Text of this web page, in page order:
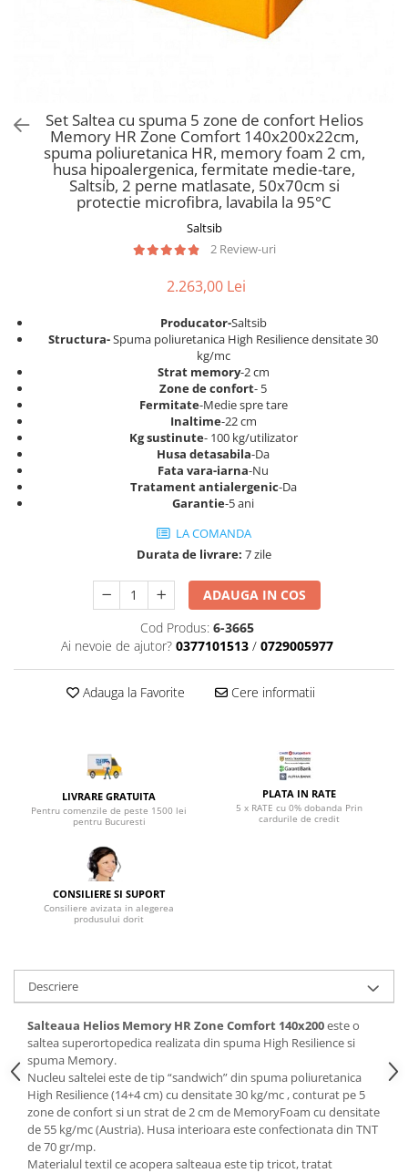
Saltele Memory Pocket
Saltele cu plasa arcuri
Saltele cu spuma
Saltele cu spuma
Saltele cu spuma poliuretanica
Saltele 160x200
Top saltele
Top saltele 5 cm
Top saltele 10 cm
Top saltele memory 5 cm
Top saltele MemoHR 6.5 cm
Saltele ieftine
Saltele cu plasa de arcuri
Scaune pentru living
Seturi comode living si vitrine
Mobila living
Comode living
Dulap birou
Scaune pentru birou
Scaune pentru vizitatori
Scaune manager
Mese bucatarie
Scaune pentru bucatarie
Seturi mese si scaune bucatarie
Suporturi si rafturi pantofi
Portmantouri
Pantofare
Seturi mobilier hol
Mobilier gradinita
Scaune gradinita
Set mese si scaune gradinita
Mobilier copii
Saltele patuturi copii
Masa si scaune gradinita
Seturi comode living si dormitor
Scaune birou copii
Scaune resigilate
Scaune gradinita
Scaune conferinta
Set Saltea cu spuma 5 zone de confort Helios
Memory HR Zone Comfort 140x200x22cm,
spuma poliuretanica HR, memory foam 2 cm,
husa hipoalergenica, fermitate medie-tare,
Saltsib, 2 perne matlasate, 50x70cm si
protectie microfibra, lavabila la 95°C
Saltsib
2 Review-uri
2.263,00 Lei
Producator-Saltsib
Structura-Spuma poliuretanica High Resilience densitate 30
kg/mc
Strat memory-2 cm
Zone de confort- 5
Fermitate-Medie spre tare
Inaltime-22 cm
Kg sustinute- 100 kg/utilizator
Husa detasabila-Da
Fata vara-iarna-Nu
Tratament antialergenic-Da
Garantie-5 ani
LA COMANDA
Durata de livrare: 7 zile
ADAUGA IN COS
Cod Produs: 6-3665
Ai nevoie de ajutor? 0377101513 / 0729005977
Adauga la Favorite Cere informatii
LIVRARE GRATUITA
Pentru comenzile de peste 1500 lei
pentru Bucuresti
PLATA IN RATE
5 x RATE cu 0% dobanda Prin
cardurile de credit
CONSILIERE SI SUPORT
Consiliere avizata in alegerea
produsului dorit
Descriere
Salteaua Helios Memory HR Zone Comfort 140x200este o
saltea superortopedica realizata din spuma High Resilience si
spuma Memory.
Nucleu saltelei este de tip “sandwich” din spuma poliuretanica
High Resilience (14+4 cm) cu densitate 30 kg/mc , conturat pe 5
zone de confort si un strat de 2 cm de MemoryFoam cu densitate
de 55 kg/mc (Austria). Husa interioara este confectionata din TNT
de 70 gr/mp.
Materialul textil ce acopera salteaua este tip tricot, tratat